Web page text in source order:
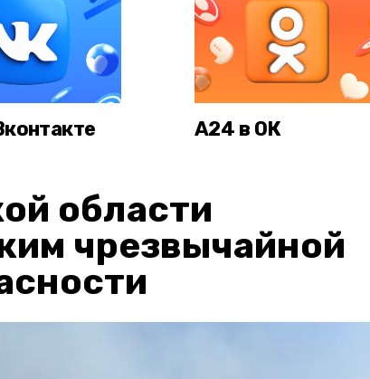
А24 в ОК
области
чрезвычайной